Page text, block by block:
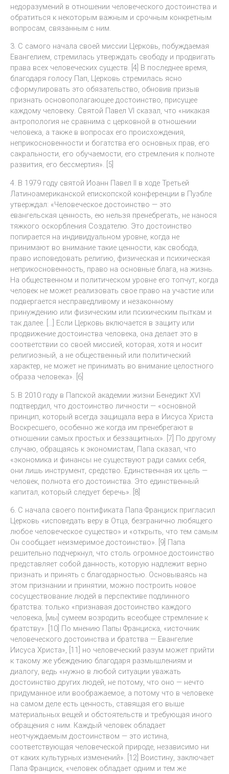
недоразумений в отношении человеческого достоинства и
обратиться к некоторым важным и срочным конкретным
вопросам, связанным с ним.
3. С самого начала своей миссии Церковь, побуждаемая
Евангелием, стремилась утверждать свободу и продвигать
права всех человеческих существ. [4] В последнее время,
благодаря голосу Пап, Церковь стремилась ясно
сформулировать это обязательство, обновив призыв
признать основополагающее достоинство, присущее
каждому человеку. Святой Павел VI сказал, что «никакая
антропология не сравнима с церковной в отношении
человека, а также в вопросах его происхождения,
неприкосновенности и богатства его основных прав, его
сакральности, его обучаемости, его стремления к полноте
развития, его бессмертия». [5]
4. В 1979 году святой Иоанн Павел II в ходе Третьей
Латиноамериканской епископской конференции в Пуэбле
утверждал: «Человеческое достоинство — это
евангельская ценность, ею нельзя пренебрегать, не нанося
тяжкого оскорбления Создателю. Это достоинство
попирается на индивидуальном уровне, когда не
принимают во внимание такие ценности, как свобода,
право исповедовать религию, физическая и психическая
неприкосновенность, право на основные блага, на жизнь.
На общественном и политическом уровне его топчут, когда
человек не может реализовать свое право на участие или
подвергается несправедливому и незаконному
принуждению или физическим или психическим пыткам и
так далее. […] Если Церковь включается в защиту или
продвижение достоинства человека, она делает это в
соответствии со своей миссией, которая, хотя и носит
религиозный, а не общественный или политический
характер, не может не принимать во внимание целостного
образа человека». [6]
5. В 2010 году в Папской академии жизни Бенедикт XVI
подтвердил, что достоинство личности — «основной
принцип, который всегда защищала вера в Иисуса Христа
Воскресшего, особенно же когда им пренебрегают в
отношении самых простых и беззащитных». [7] По другому
случаю, обращаясь к экономистам, Папа сказал, что
«экономика и финансы не существуют ради самих себя,
они лишь инструмент, средство. Единственная их цель —
человек, полнота его достоинства. Это единственный
капитал, который следует беречь». [8]
6. С начала своего понтификата Папа Франциск пригласил
Церковь «исповедать веру в Отца, безгранично любящего
любое человеческое существо» и «открыть, что тем самым
Он сообщает неизмеримое достоинство». [9] Папа
решительно подчеркнул, что столь огромное достоинство
представляет собой данность, которую надлежит верно
признать и принять с благодарностью. Основываясь на
этом признании и принятии, можно построить новое
сосуществование людей в перспективе подлинного
братства: только «признавая достоинство каждого
человека, [мы] сумеем возродить всеобщее стремление к
братству». [10] По мнению Папы Франциска, «источник
человеческого достоинства и братства — Евангелие
Иисуса Христа», [11] но человеческий разум может прийти
к такому же убеждению благодаря размышлениям и
диалогу, ведь «нужно в любой ситуации уважать
достоинство других людей, не потому, что оно — нечто
придуманное или воображаемое, а потому что в человеке
на самом деле есть ценность, ставящая его выше
материальных вещей и обстоятельств и требующая иного
обращения с ним. Каждый человек обладает
неотчуждаемым достоинством — это истина,
соответствующая человеческой природе, независимо ни
от каких культурных изменений». [12] Воистину, заключает
Папа Франциск, «человек обладает одним и тем же